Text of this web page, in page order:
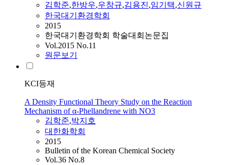
김학준,한방우,우창규,김용진,임기택,신원규
한국대기환경학회
2015
한국대기환경학회 학술대회논문집
Vol.2015 No.11
원문보기
KCI등재
A Density Functional Theory Study on the Reaction
Mechanism of α-Phellandrene with NO3
김학준,박지호
대한화학회
2015
Bulletin of the Korean Chemical Society
Vol.36 No.8